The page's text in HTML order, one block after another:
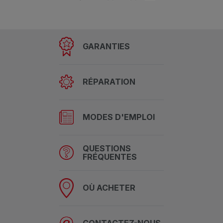
GARANTIES
RÉPARATION
MODES D'EMPLOI
QUESTIONS
FRÉQUENTES
OÙ ACHETER